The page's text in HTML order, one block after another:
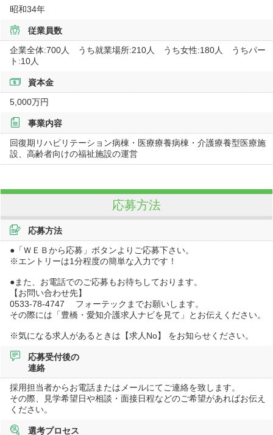
昭和34年
従業員数
企業全体:700人 うち就業場所:210人 うち女性:180人 うちパー
ト:10人
資本金
5,000万円
事業内容
回復期リハビリテーション病棟・医療療養病棟・介護療養型医療施
設、高齢者向けの福祉施設の運営
応募方法
応募方法
●「ＷＥＢから応募」ボタンよりご応募下さい。
※エントリーは1分程度の簡単な入力です！
●また、お電話でのご応募もお待ちしております。
【お問い合わせ先】
0533-78-4747 フォーテックまでお願いします。
その際には「豊橋・愛知介護求人ナビを見て」とお伝えください。
※気になる求人があるときは【求人No】 をお知らせください。
応募受付後の
連絡
採用担当者からお電話またはメールにてご連絡を致します。
その際、見学希望日や相談・面接日程などのご希望があればお伝え
ください。
選考プロセス